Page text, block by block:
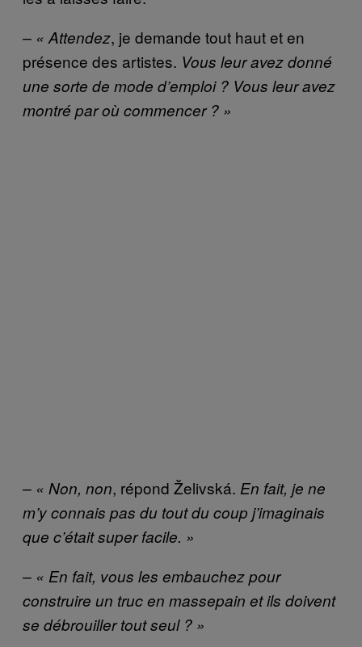
– « Attendez, je demande tout haut et en
présence des artistes. Vous leur avez donné
une sorte de mode d’emploi ? Vous leur avez
montré par où commencer ? »
– « Non, non, répond Želivská. En fait, je ne
m’y connais pas du tout du coup j’imaginais
que c’était super facile. »
– « En fait, vous les embauchez pour
construire un truc en massepain et ils doivent
se débrouiller tout seul ? »